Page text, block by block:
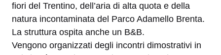
fiori del Trentino, dell’aria di alta quota e della
natura incontaminata del Parco Adamello Brenta.
La struttura ospita anche un B&B.
Vengono organizzati degli incontri dimostrativi in